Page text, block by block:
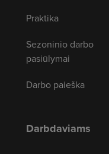
Praktika
Sezoninio darbo
pasiūlymai
Darbo paieška
Darbdaviams